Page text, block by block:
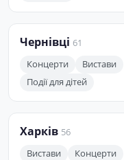
Чернівці 61
Концерти
Вистави
Події для дітей
Харків 56
Вистави
Концерти